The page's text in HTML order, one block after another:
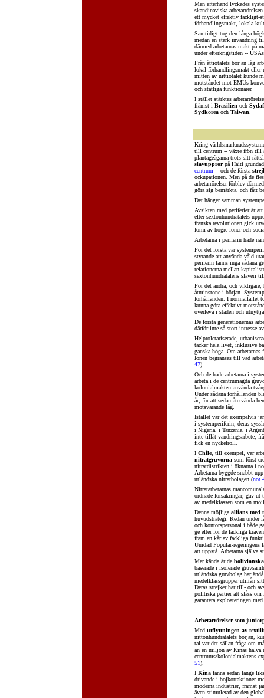
Men efterhand lyckades
skandinaviska
ett mycket effektiv fackligt-
förhandlingsmakt, lokala
Samtidigt tog den långa
medan en stark invandring
därmed arbetarnas makt på
under efterkrigstiden --
Från åttiotalets början låg
lokal förhandlingsmakt eller
mitten av nittiotalet kunde
motståndet mot EMUs
och statliga funktionärer.
I stället stärktes
främst i Brasilien och
Sydkorea och Taiwan
Kring
till centrum -- växte frön till
plantageägarna trots sitt
slavupprorpå Haiti
centrum -- och de första
ockupationen. Men på de
arbetarrörelser förblev
göra sig bemärkta, och fått
Det hänger samman
Avsikten med periferier är att
efter sextonhundratalets
franska revolutionen gick
form av högre löner och
Arbetarna i periferin hade
För det första var
styrande att använda våld
periferin fanns inga sådana
relationerna mellan
sextonhundratalens slaveri
För det andra, och viktigare,
åtminstone i början.
förhållanden. I normalfallet
kunna göra effektivt
överleva i staden och
De första generationernas
därför inte så stort intresse
Helproletariserade,
täcker hela livet, inklusive
ganska höga. Om
lönen begränsas till vad
47).
Och de hade arbetarna i
arbeta i de centrumägda
kolonialmakten använda
Under sådana förhållanden
år, för att sedan återvända
motsvarande låg.
Istället var det exempelvis
i systemperiferin; deras
i Nigeria, i Tanzania, i
inte tillät vandringsarbete,
fick en nyckelroll.
I Chile, till exempel, var
nitratgruvorna som först
nitratdistrikten i öknarna i
Arbetarna byggde snabbt
utländska nitratbolagen (not
Nitratarbetarnas
ordnade försäkringar, gav ut
av medelklassen som en
Denna möjliga allians med
huvudstrategi. Redan under
och kontorspersonal i både
ge efter för de fackliga
fram en kår av fackliga
Unidad Popular-
att uppstå. Arbetarna själva
Mer kända är de bolivianska
baserade i isolerade
utländska gruvbolag har
medelklassgrupper utifrån
Deras strejker har till- och
politiska partier att slåss om
garantera exploateringen
Arbetarrörelser som
Med utflyttningen av
nittonhundratalets början,
tal var det sällan fråga om
än en miljon av Kinas halva
centrums/kolonialmaktens
51).
I Kina fanns sedan länge
drivande i bojkottaktioner
moderna industrier, främst
även stimulerad av den